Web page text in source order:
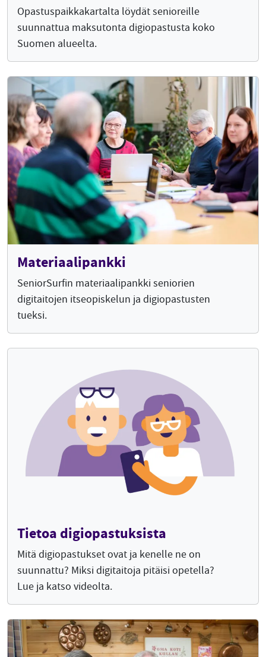
Opastuspaikkakartalta löydät senioreille
suunnattua maksutonta digiopastusta koko
Suomen alueelta.
Materiaalipankki
SeniorSurfin materiaalipankki seniorien
digitaitojen itseopiskelun ja digiopastusten
tueksi.
Tietoa digiopastuksista
Mitä digiopastukset ovat ja kenelle ne on
suunnattu? Miksi digitaitoja pitäisi opetella?
Lue ja katso videolta.